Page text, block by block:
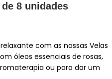
8 unidades
com as nossas Velas
óleos essenciais de rosas,
ou para dar um